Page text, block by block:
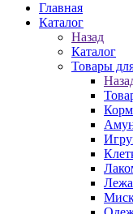
Главная
Каталог
Назад
Каталог
Товары
Корм